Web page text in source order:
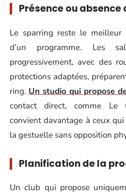
Présence ou absence
Le sparring reste le meilleur
d’un programme. Les
progressivement, avec des
protections adaptées,
ring. Un studio qui propose
contact direct, comme Le
convient davantage à ceux
la gestuelle sans opposition
Planification de la
Un club qui propose